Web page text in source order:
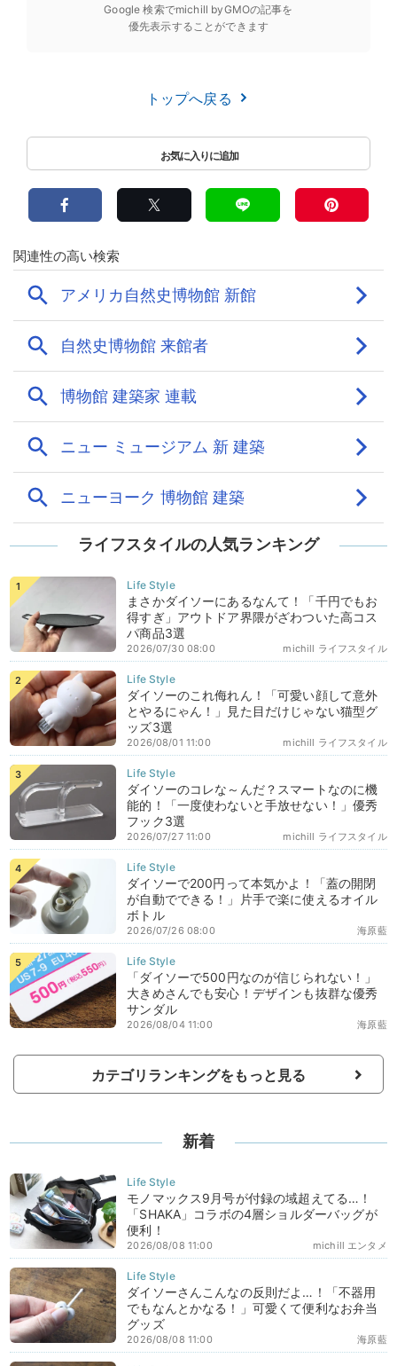
Google 検索でmichill byGMOの記事を
優先表示することができます
トップへ戻る
ライフスタイルの人気ランキング
まさかダイソーにあるなんて！「千円でもお
得すぎ」アウトドア界隈がざわついた高コス
パ商品3選
michill ライフスタイル
2026/07/30 08:00
ダイソーのこれ侮れん！「可愛い顔して意外
とやるにゃん！」見た目だけじゃない猫型グ
ッズ3選
michill ライフスタイル
2026/08/01 11:00
ダイソーのコレな～んだ？スマートなのに機
能的！「一度使わないと手放せない！」優秀
フック3選
michill ライフスタイル
2026/07/27 11:00
ダイソーで200円って本気かよ！「蓋の開閉
が自動でできる！」片手で楽に使えるオイル
ボトル
海原藍
2026/07/26 08:00
「ダイソーで500円なのが信じられない！」
大きめさんでも安心！デザインも抜群な優秀
サンダル
海原藍
2026/08/04 11:00
カテゴリランキングをもっと見る
新着
モノマックス9月号が付録の域超えてる…！
「SHAKA」コラボの4層ショルダーバッグが
便利！
michill エンタメ
2026/08/08 11:00
ダイソーさんこんなの反則だよ…！「不器用
でもなんとかなる！」可愛くて便利なお弁当
グッズ
海原藍
2026/08/08 11:00